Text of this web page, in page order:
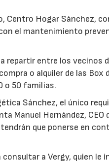
Centro Hogar Sánchez,
el mantenimiento
repartir entre los vecinos
o alquiler de las Box
o 50 familias.
Sánchez, el único
Manuel Hernández, CEO
que ponerse en
consultar a Vergy, quien